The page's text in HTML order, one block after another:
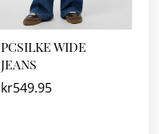
PCSILKE WIDE
JEANS
kr549.95